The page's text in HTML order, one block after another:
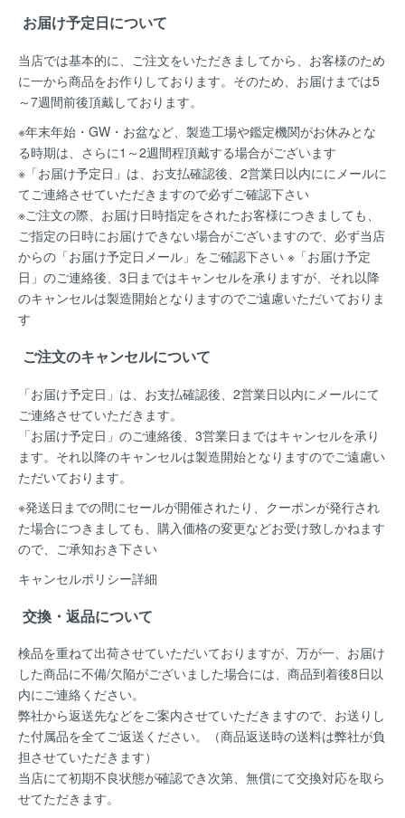
お届け予定日について
当店では基本的に、ご注文をいただきましてから、お客様のため
に一から商品をお作りしております。そのため、お届けまでは5
～7週間前後頂戴しております。
※年末年始・GW・お盆など、製造工場や鑑定機関がお休みとな
る時期は、さらに1～2週間程頂戴する場合がございます
※「お届け予定日」は、お支払確認後、2営業日以内ににメールに
てご連絡させていただきますので必ずご確認下さい
※ご注文の際、お届け日時指定をされたお客様につきましても、
ご指定の日時にお届けできない場合がございますので、必ず当店
からの「お届け予定日メール」をご確認下さい ※「お届け予定
日」のご連絡後、3日まではキャンセルを承りますが、それ以降
のキャンセルは製造開始となりますのでご遠慮いただいておりま
す
ご注文のキャンセルについて
「お届け予定日」は、お支払確認後、 2営業日以内にメールにて
ご連絡させていただきます。
「お届け予定日」のご連絡後、 3営業日まではキャンセルを承り
ます。 それ以降のキャンセルは製造開始となりますのでご遠慮い
ただいております。
※発送日までの間にセールが開催されたり、クーポンが発行され
た場合につきましても、購入価格の変更などお受け致しかねます
ので、ご承知おき下さい
キャンセルポリシー詳細
交換・返品について
検品を重ねて出荷させていただいておりますが、万が一、お届け
した商品に不備/欠陥がございました場合には、 商品到着後8日以
内にご連絡ください。
弊社から返送先などをご案内させていただきますので、お送りし
た付属品を全てご返送ください。（商品返送時の送料は弊社が負
担させていただきます）
当店にて初期不良状態が確認でき次第、無償にて交換対応を取ら
せてただきます。